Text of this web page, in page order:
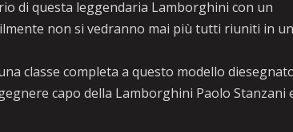
di questa leggendaria Lamborghini con un
non si vedranno mai più tutti riuniti in
classe completa a questo modello
capo della Lamborghini Paolo Stanzani